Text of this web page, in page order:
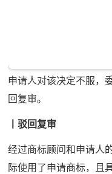
申请人对该决定不服，
回复审。
丨驳回复审
经过商标顾问和申请人
际使用了申请商标，且